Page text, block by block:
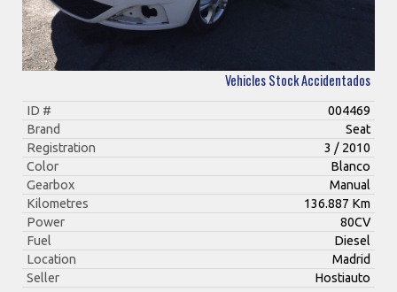
Vehicles Stock Accidentados
ID #
004469
Brand
Seat
Registration
3 / 2010
Color
Blanco
Gearbox
Manual
Kilometres
136.887 Km
Power
80CV
Fuel
Diesel
Location
Madrid
Seller
Hostiauto